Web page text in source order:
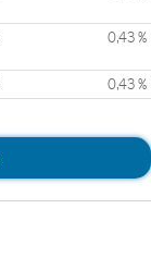
0,43 %
0,43 %